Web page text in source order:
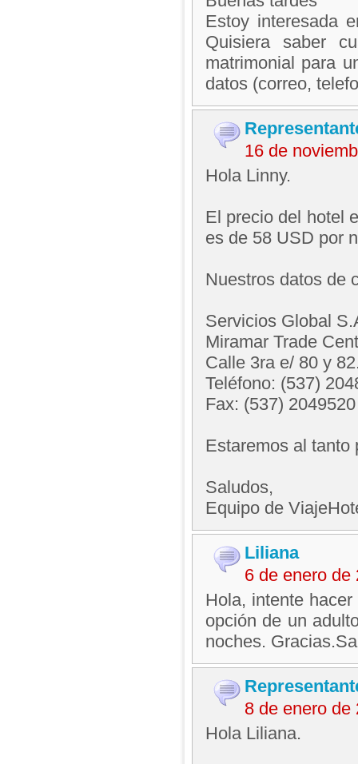
Estoy interesada
Quisiera saber
matrimonial para
datos (correo,
16 de
Hola Linny.
El precio del hotel
es de 58 USD por
Nuestros datos de
Servicios Global
Miramar Trade
Calle 3ra e/ 80 y
Teléfono: (537)
Fax: (537) 2049520
Estaremos al tanto
Saludos,
Equipo de
Liliana
6 de enero de
Hola, intente
opción de un
noches.
8 de enero de
Hola Liliana.